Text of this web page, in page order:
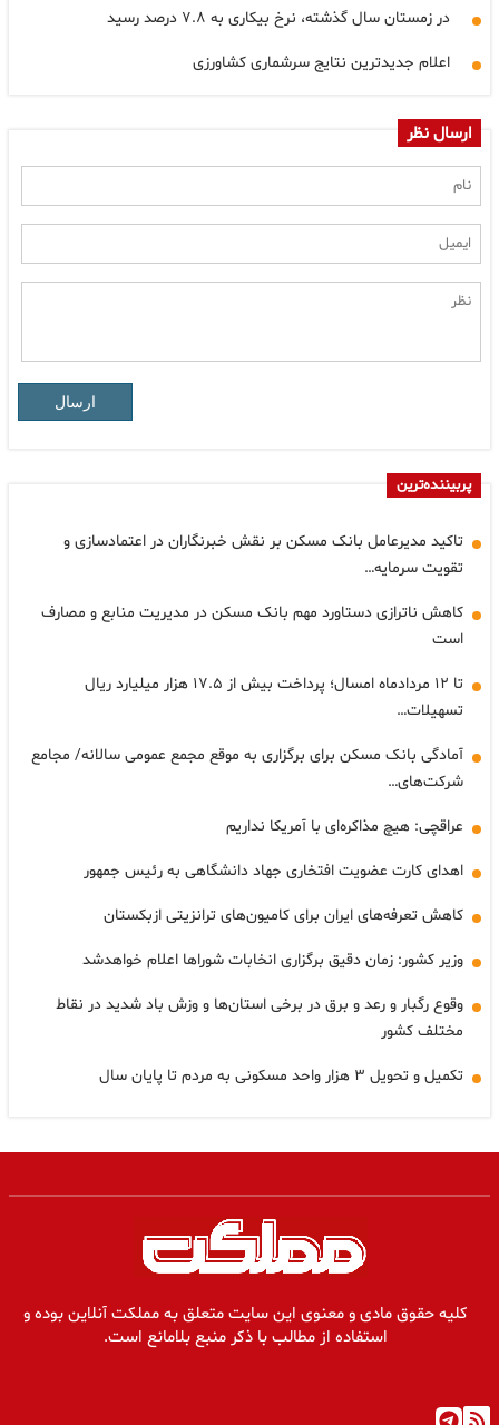
در زمستان سال گذشته، نرخ بیکاری به ۷.۸ درصد رسید
اعلام جدیدترین نتایج سرشماری کشاورزی
ارسال نظر
ارسال
پربیننده‌ترین
تاکید مدیرعامل بانک مسکن بر نقش خبرنگاران در اعتمادسازی و
تقویت سرمایه…
کاهش ناترازی دستاورد مهم بانک مسکن در مدیریت منابع و مصارف
است
تا ۱۲ مردادماه امسال؛ پرداخت بیش از ۱۷.۵ هزار میلیارد ریال
تسهیلات…
آمادگی بانک مسکن برای برگزاری به موقع مجمع عمومی سالانه/ مجامع
شرکت‌های…
عراقچی: هیچ مذاکره‌ای با آمریکا نداریم
اهدای کارت عضویت افتخاری جهاد دانشگاهی به رئیس جمهور
کاهش تعرفه‌های ایران برای کامیون‌های ترانزیتی ازبکستان
وزیر کشور: زمان دقیق برگزاری انخابات شوراها اعلام خواهدشد
وقوع رگبار و رعد و برق در برخی استان‌ها و وزش باد شدید در نقاط
مختلف کشور
تکمیل و تحویل ۳ هزار واحد مسکونی به مردم تا پایان سال
کلیه حقوق مادی و معنوی این سایت متعلق به مملکت آنلاین بوده و
استفاده از مطالب با ذکر منبع بلامانع است.